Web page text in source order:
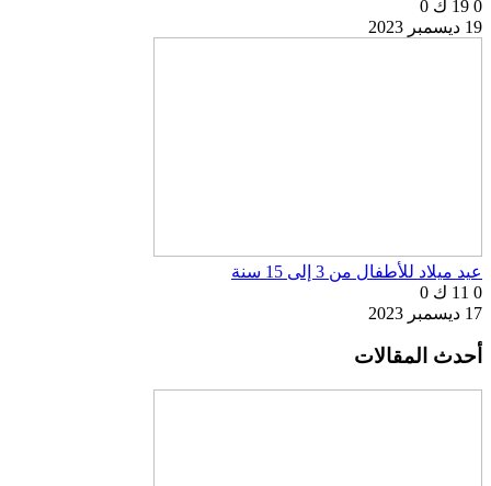
0 19 ك
0
19 ديسمبر 2023
عيد ميلاد للأطفال من 3 إلى 15 سنة
0 11 ك
0
17 ديسمبر 2023
أحدث المقالات